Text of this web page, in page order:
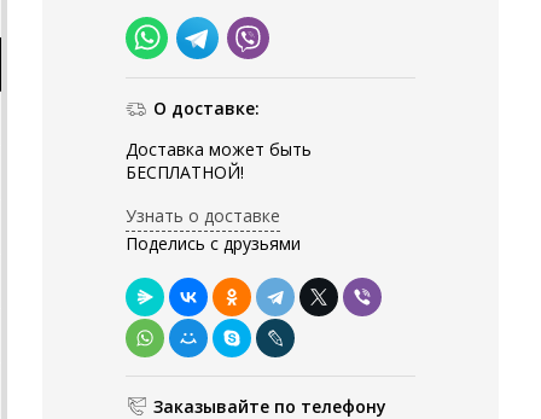
О доставке:
Доставка может быть
БЕСПЛАТНОЙ!
Узнать о доставке
Поделись с друзьями
Заказывайте по телефону